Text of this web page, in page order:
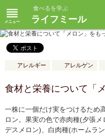
reorder 食べるを学ぶ
ライフミール
アレルギー アレルゲン
食材と栄養について「
一株に一個だけ実をつけるため
ロン。果実の色で赤肉種(夕張
デスメロン)、白肉種(ホームラ